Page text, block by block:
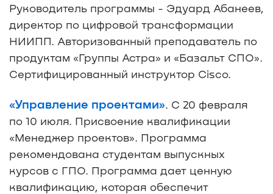
Руководитель программы - Эдуард Абанеев,
директор по цифровой трансформации
НИИПП. Авторизованный преподаватель по
продуктам «Группы Астра» и «Базальт СПО».
Сертифицированный инструктор Cisco.
«Управление проектами». С 20 февраля
по 10 июля. Присвоение квалификации
«Менеджер проектов». Программа
рекомендована студентам выпускных
курсов с ГПО. Программа дает ценную
квалификацию, которая обеспечит